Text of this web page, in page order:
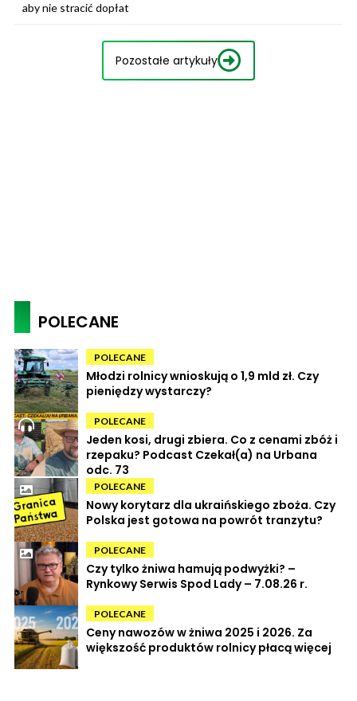
aby nie stracić dopłat
Pozostałe artykuły
POLECANE
POLECANE
Młodzi rolnicy wnioskują o 1,9 mld zł. Czy
pieniędzy wystarczy?
POLECANE
Jeden kosi, drugi zbiera. Co z cenami zbóż i
rzepaku? Podcast Czekał(a) na Urbana
odc. 73
POLECANE
Nowy korytarz dla ukraińskiego zboża. Czy
Polska jest gotowa na powrót tranzytu?
POLECANE
Czy tylko żniwa hamują podwyżki? –
Rynkowy Serwis Spod Lady – 7.08.26 r.
POLECANE
Ceny nawozów w żniwa 2025 i 2026. Za
większość produktów rolnicy płacą więcej